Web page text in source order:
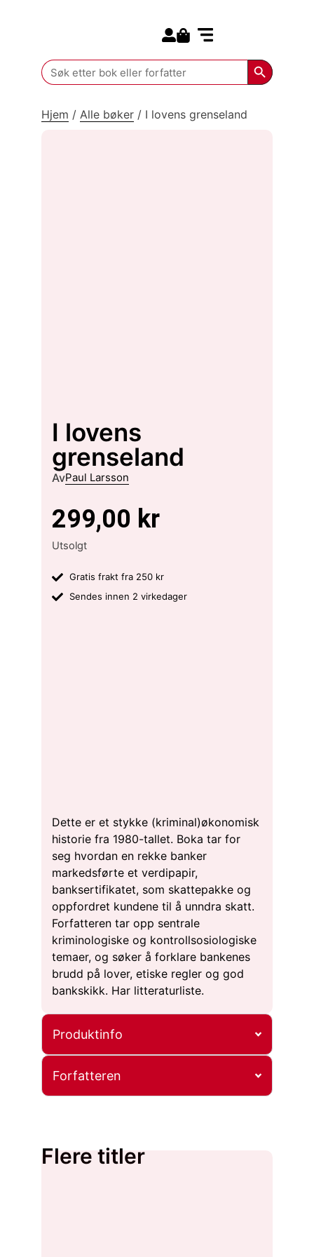
Search
for:
Search
Hjem / Alle bøker / I lovens grenseland
I lovens
grenseland
AvPaul Larsson
299,00 kr
Utsolgt
Gratis frakt fra 250 kr
Sendes innen 2 virkedager
Dette er et stykke (kriminal)økonomisk
historie fra 1980-tallet. Boka tar for
seg hvordan en rekke banker
markedsførte et verdipapir,
banksertifikatet, som skattepakke og
oppfordret kundene til å unndra skatt.
Forfatteren tar opp sentrale
kriminologiske og kontrollsosiologiske
temaer, og søker å forklare bankenes
brudd på lover, etiske regler og god
bankskikk. Har litteraturliste.
Produktinfo
Forfatteren
Flere titler